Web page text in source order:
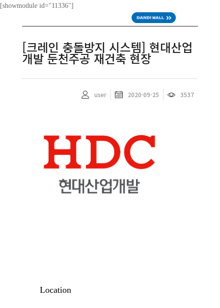
[showmodule id="11336"]
[크레인 충돌방지 시스템] 현대산업
개발 둔천주공 재건축 현장
user 2020-09-25 3537
Location